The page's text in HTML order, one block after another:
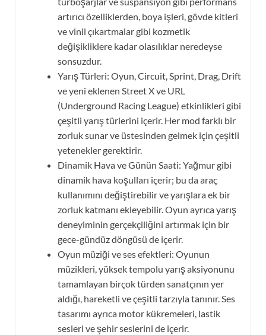
artırıcı özelliklerden, boya işleri, gövde kitleri
ve vinil çıkartmalar gibi kozmetik
değişikliklere kadar olasılıklar neredeyse
sonsuzdur.
Yarış Türleri: Oyun, Circuit, Sprint, Drag, Drift
ve yeni eklenen Street X ve URL
(Underground Racing League) etkinlikleri gibi
çeşitli yarış türlerini içerir. Her mod farklı bir
zorluk sunar ve üstesinden gelmek için çeşitli
yetenekler gerektirir.
Dinamik Hava ve Günün Saati: Yağmur gibi
dinamik hava koşulları içerir; bu da araç
kullanımını değiştirebilir ve yarışlara ek bir
zorluk katmanı ekleyebilir. Oyun ayrıca yarış
deneyiminin gerçekçiliğini artırmak için bir
gece-gündüz döngüsü de içerir.
Oyun müziği ve ses efektleri: Oyunun
müzikleri, yüksek tempolu yarış aksiyonunu
tamamlayan birçok türden sanatçının yer
aldığı, hareketli ve çeşitli tarzıyla tanınır. Ses
tasarımı ayrıca motor kükremeleri, lastik
sesleri ve şehir seslerini de içerir.